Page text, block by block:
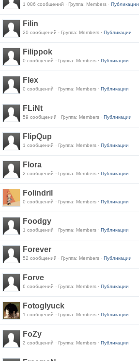
1 086 сообщений · Группа: Members · Публикации
Filin
20 сообщений · Группа: Members · Публикации
Filippok
0 сообщений · Группа: Members · Публикации
Flex
0 сообщений · Группа: Members · Публикации
FLiNt
59 сообщений · Группа: Members · Публикации
FlipQup
1 сообщений · Группа: Members · Публикации
Flora
2 сообщений · Группа: Members · Публикации
Folindril
0 сообщений · Группа: Members · Публикации
Foodgy
1 сообщений · Группа: Members · Публикации
Forever
52 сообщений · Группа: Members · Публикации
Forve
6 сообщений · Группа: Members · Публикации
Fotoglyuck
1 сообщений · Группа: Members · Публикации
FoZy
2 сообщений · Группа: Members · Публикации